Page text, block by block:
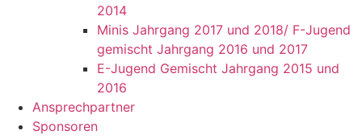
2014
Minis Jahrgang 2017 und 2018/ F-Jugend
gemischt Jahrgang 2016 und 2017
E-Jugend Gemischt Jahrgang 2015 und
2016
Ansprechpartner
Sponsoren